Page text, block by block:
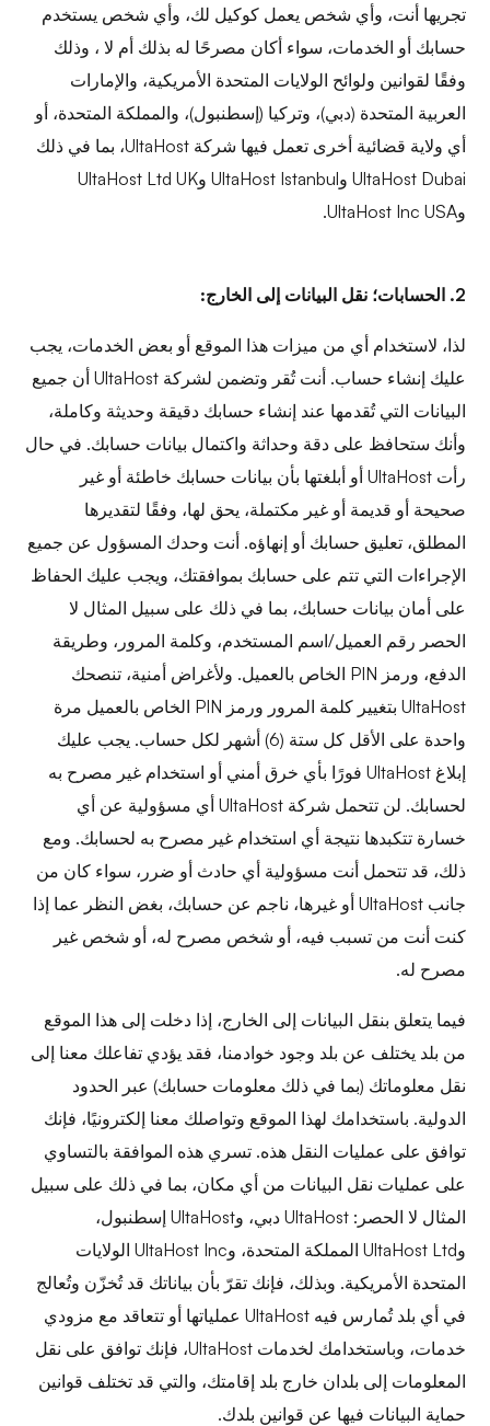
تجريها أنت، وأي شخص يعمل كوكيل لك، وأي شخص يستخدم
حسابك أو الخدمات،سواء أكان مصرحًا له بذلك أم لا ، وذلك
وفقًا لقوانين ولوائح الولايات المتحدة الأمريكية، والإمارات
العربية المتحدة (دبي)، وتركيا (إسطنبول)، والمملكة المتحدة، أو
أي ولاية قضائية أخرى تعمل فيها شركة UltaHost، بما في ذلك
UltaHost Dubai وUltaHost Istanbul وUltaHost Ltd UK
لذا، لاستخدام أي من ميزات هذا الموقع أو بعض الخدمات، يجب
عليك إنشاء حساب. أنت تُقر وتضمن لشركة UltaHost أن جميع
البيانات التي تُقدمها عند إنشاء حسابك دقيقة وحديثة وكاملة،
وأنك ستحافظ على دقة وحداثة واكتمال بيانات حسابك. في حال
رأت UltaHost أو أبلغتها بأن بيانات حسابك خاطئة أو غير
صحيحة أو قديمة أو غير مكتملة، يحق لها، وفقًا لتقديرها
المطلق، تعليق حسابك أو إنهاؤه. أنت وحدك المسؤول عن جميع
الإجراءات التي تتم على حسابك بموافقتك، ويجب عليك الحفاظ
على أمان بيانات حسابك، بما في ذلك على سبيل المثال لا
الحصر رقم العميل/اسم المستخدم، وكلمة المرور، وطريقة
الدفع، ورمز PIN الخاص بالعميل. ولأغراض أمنية، تنصحك
UltaHost بتغيير كلمة المرور ورمز PIN الخاص بالعميل مرة
واحدة على الأقل كل ستة (6) أشهر لكل حساب. يجب عليك
إبلاغ UltaHost فورًا بأي خرق أمني أو استخدام غير مصرح به
لحسابك. لن تتحمل شركة UltaHost أي مسؤولية عن أي
خسارة تتكبدها نتيجة أي استخدام غير مصرح به لحسابك. ومع
ذلك، قد تتحمل أنت مسؤولية أي حادث أو ضرر، سواء كان من
جانب UltaHost أو غيرها، ناجم عن حسابك، بغض النظر عما إذا
كنت أنت من تسبب فيه، أو شخص مصرح له، أو شخص غير
مصرح له.
فيما يتعلق بنقل البيانات إلى الخارج، إذا دخلت إلى هذا الموقع
من بلد يختلف عن بلد وجود خوادمنا، فقد يؤدي تفاعلك معنا إلى
نقل معلوماتك (بما في ذلك معلومات حسابك) عبر الحدود
الدولية. باستخدامك لهذا الموقع وتواصلك معنا إلكترونيًا، فإنك
توافق على عمليات النقل هذه. تسري هذه الموافقة بالتساوي
على عمليات نقل البيانات من أي مكان، بما في ذلك على سبيل
المثال لا الحصر: UltaHost دبي، وUltaHost إسطنبول،
وUltaHost Ltd المملكة المتحدة، وUltaHost Inc الولايات
المتحدة الأمريكية. وبذلك، فإنك تقرّ بأن بياناتك قد تُخزّن وتُعالج
في أي بلد تُمارس فيه UltaHost عملياتها أو تتعاقد مع مزودي
خدمات، وباستخدامك لخدمات UltaHost، فإنك توافق على نقل
المعلومات إلى بلدان خارج بلد إقامتك، والتي قد تختلف قوانين
حماية البيانات فيها عن قوانين بلدك.